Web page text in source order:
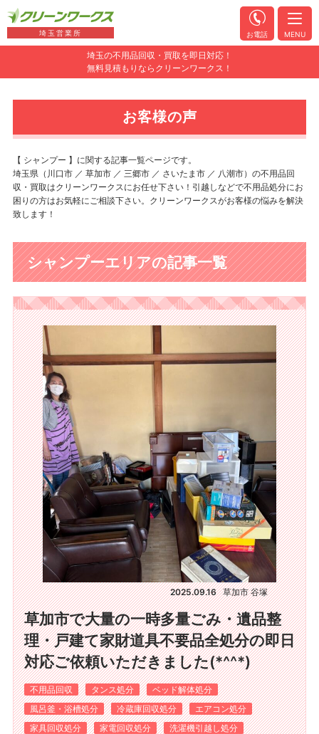
埼玉の不用品回収・買取を即日対応！
無料見積もりならクリーンワークス！
埼玉営業所 お電話 MENU
お客様の声
【 シャンプー 】に関する記事一覧ページです。
埼玉県（川口市 ／ 草加市 ／ 三郷市 ／ さいたま市 ／ 八潮市）の不用品回
収・買取はクリーンワークスにお任せ下さい！引越しなどで不用品処分にお
困りの方はお気軽にご相談下さい。クリーンワークスがお客様の悩みを解決
致します！
シャンプーエリアの記事一覧
2025.09.16 草加市 谷塚
草加市で大量の一時多量ごみ・遺品整
理・戸建て家財道具不要品全処分の即日
対応ご依頼いただきました(*^^*)
不用品回収 タンス処分
ベッド解体処分
風呂釜・浴槽処分
冷蔵庫回収処分
エアコン処分
家具回収処分
家電回収処分
洗濯機引越し処分